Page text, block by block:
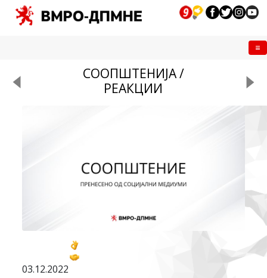
СООПШТЕНИЈА /
РЕАКЦИИ
03.12.2022